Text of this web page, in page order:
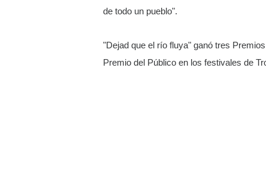
de todo un pueblo".
"Dejad que el río fluya" ganó tres
Premio del Público en los festivales de